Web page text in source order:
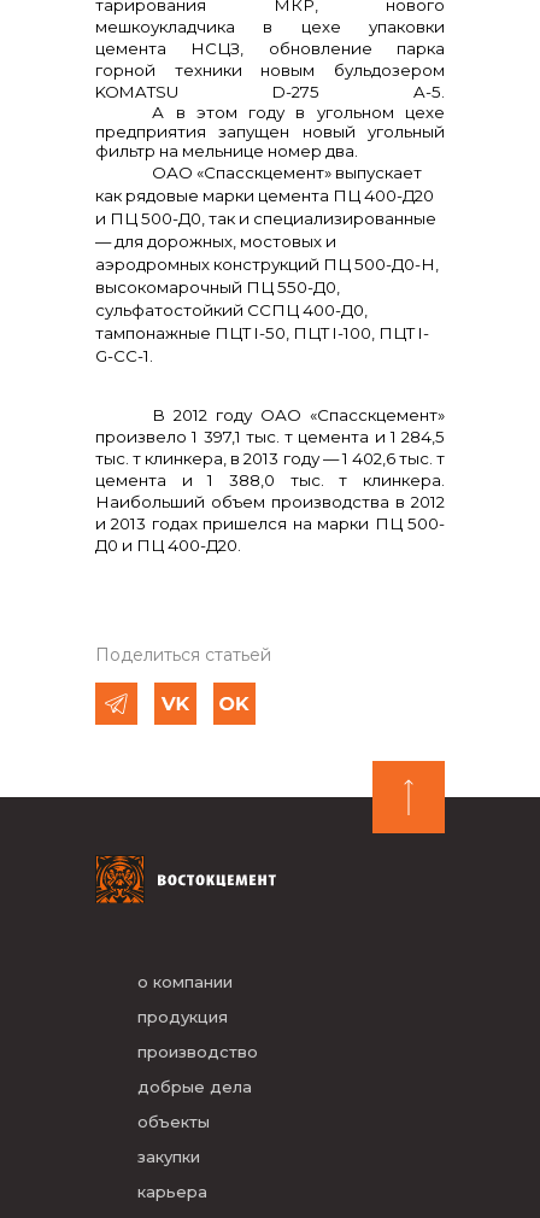
тарирования МКР, нового
мешкоукладчика в цехе упаковки
цемента НСЦЗ, обновление парка
горной техники новым бульдозером
KOMATSU D-275 A-5.
А в этом году в угольном цехе
предприятия запущен новый угольный
фильтр на мельнице номер два.
ОАО «Спасскцемент» выпускает
как рядо­вые марки цемента ПЦ 400-Д20
и ПЦ 500-Д0, так и специализированные
— для дорож­ных, мостовых и
аэродромных конструкций ПЦ 500-Д0-Н,
высокомарочный ПЦ 550-Д0,
сульфатостойкий ССПЦ 400-Д0,
тампонаж­ные ПЦТ I-50, ПЦТ I-100, ПЦТ I-
G-СС-1.
В 2012 году ОАО «Спасскцемент»
произвело 1 397,1 тыс. т цемента и 1 284,5
тыс. т клинкера, в 2013 году — 1 402,6 тыс. т
цемента и 1 388,0 тыс. т клинкера.
Наибольший объем производства в 2012
и 2013 годах пришелся на марки ПЦ 500-
Д0 и ПЦ 400-Д20.
Поделиться статьей
о компании
продукция
производство
добрые дела
объекты
закупки
карьера